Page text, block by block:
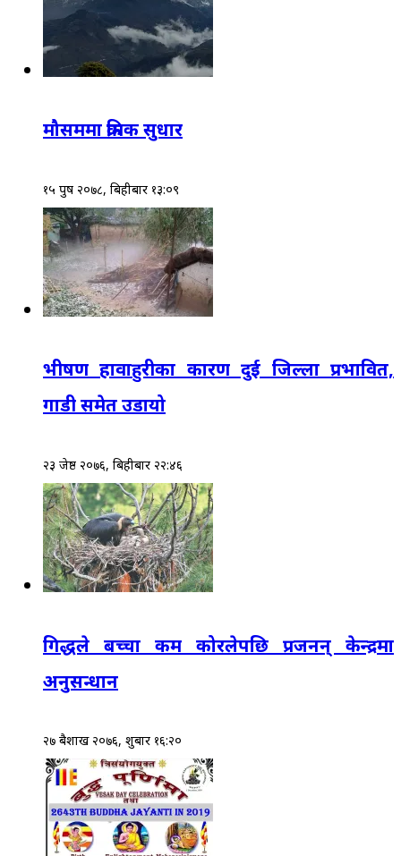
मौसममा क्रमिक सुधार
१५ पुष २०७८, बिहीबार १३:०९
भीषण हावाहुरीका कारण दुई जिल्ला प्रभावित,
गाडी समेत उडायो
२३ जेष्ठ २०७६, बिहीबार २२:४६
गिद्धले बच्चा कम कोरलेपछि प्रजनन् केन्द्रमा
अनुसन्धान
२७ बैशाख २०७६, शुक्रबार १६:२०